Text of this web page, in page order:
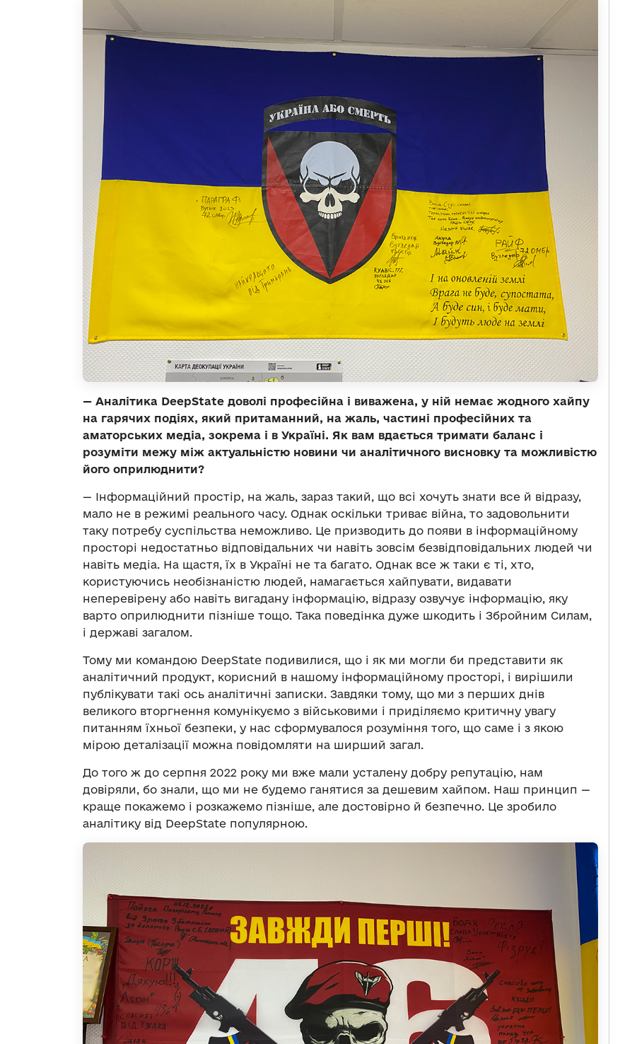
— Аналітика DeepState доволі професійна і виважена, у ній немає жодного хайпу
на гарячих подіях, який притаманний, на жаль, частині професійних та
аматорських медіа, зокрема і в Україні. Як вам вдається тримати баланс і
розуміти межу між актуальністю новини чи аналітичного висновку та можливістю
його оприлюднити?
— Інформаційний простір, на жаль, зараз такий, що всі хочуть знати все й відразу,
мало не в режимі реального часу. Однак оскільки триває війна, то задовольнити
таку потребу суспільства неможливо. Це призводить до появи в інформаційному
просторі недостатньо відповідальних чи навіть зовсім безвідповідальних людей чи
навіть медіа. На щастя, їх в Україні не та багато. Однак все ж таки є ті, хто,
користуючись необізнаністю людей, намагається хайпувати, видавати
неперевірену або навіть вигадану інформацію, відразу озвучує інформацію, яку
варто оприлюднити пізніше тощо. Така поведінка дуже шкодить і Збройним Силам,
і державі загалом.
Тому ми командою DeepState подивилися, що і як ми могли би представити як
аналітичний продукт, корисний в нашому інформаційному просторі, і вирішили
публікувати такі ось аналітичні записки. Завдяки тому, що ми з перших днів
великого вторгнення комунікуємо з військовими і приділяємо критичну увагу
питанням їхньої безпеки, у нас сформувалося розуміння того, що саме і з якою
мірою деталізації можна повідомляти на ширший загал.
До того ж до серпня 2022 року ми вже мали усталену добру репутацію, нам
довіряли, бо знали, що ми не будемо ганятися за дешевим хайпом. Наш принцип —
краще покажемо і розкажемо пізніше, але достовірно й безпечно. Це зробило
аналітику від DeepState популярною.